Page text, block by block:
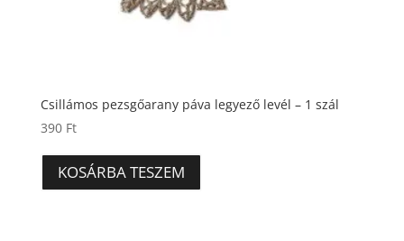
Csillámos pezsgőarany páva legyező levél – 1 szál
390 Ft
KOSÁRBA TESZEM